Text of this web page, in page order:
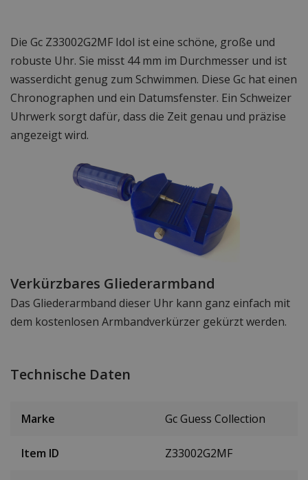
Die Gc Z33002G2MF Idol ist eine schöne, große und
robuste Uhr. Sie misst 44 mm im Durchmesser und ist
wasserdicht genug zum Schwimmen. Diese Gc hat einen
Chronographen und ein Datumsfenster. Ein Schweizer
Uhrwerk sorgt dafür, dass die Zeit genau und präzise
angezeigt wird.
Verkürzbares Gliederarmband
Das Gliederarmband dieser Uhr kann ganz einfach mit
dem kostenlosen Armbandverkürzer gekürzt werden.
Technische Daten
Marke Gc Guess Collection
Item ID Z33002G2MF